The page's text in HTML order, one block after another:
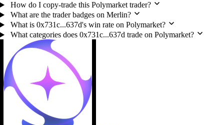
How do I copy-trade this Polymarket trader?
What are the trader badges on Merlin?
What is 0x731c...637d's win rate on Polymarket?
What categories does 0x731c...637d trade on Polymarket?